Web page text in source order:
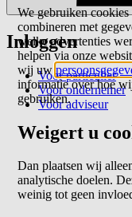
Inloggen
Voor particulier
Voor ondernemer
Voor adviseur
We gebruiken
combineren met
welke advertenties
helpen via onze
wij uw
informatie over hoe
gebruiken.
Weigert u
Dan plaatsen wij
analytische doelen.
weinig tot geen